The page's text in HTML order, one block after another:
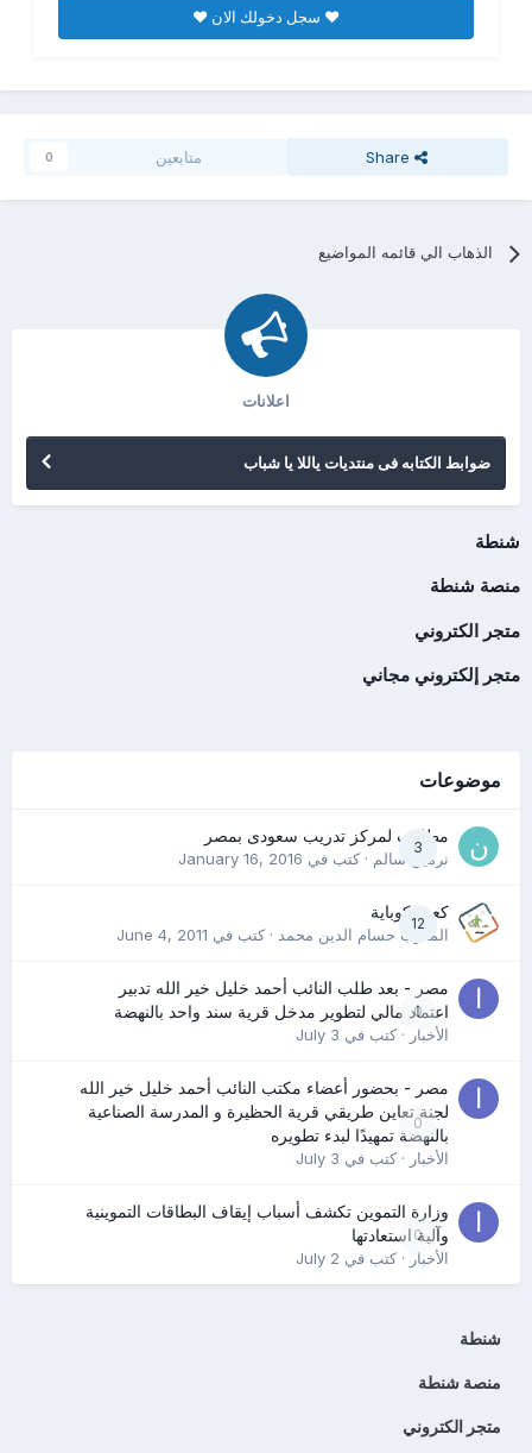
♥ سجل دخولك الان ♥
Share متابعين 0
الذهاب الي قائمه المواضيع
اعلانات
ضوابط الكتابه فى منتديات ياللا يا شباب
شنطة
منصة شنطة
متجر الكتروني
متجر إلكتروني مجاني
موضوعات
3
مطلوب لمركز تدريب سعودى بمصر
نرمين سالم· كتب في January 16, 2016
12
كعب كوباية
المدرب حسام الدين محمد· كتب في June 4, 2011
0
مصر - بعد طلب النائب أحمد خليل خير الله تدبير
اعتماد مالي لتطوير مدخل قرية سند واحد بالنهضة
الأخبار· كتب في July 3
0
مصر - بحضور أعضاء مكتب النائب أحمد خليل خير الله
لجنة تعاين طريقي قرية الحظيرة و المدرسة الصناعية
بالنهضة تمهيدًا لبدء تطويره
الأخبار· كتب في July 3
0
وزارة التموين تكشف أسباب إيقاف البطاقات التموينية
وآلية استعادتها
الأخبار· كتب في July 2
شنطة
منصة شنطة
متجر الكتروني